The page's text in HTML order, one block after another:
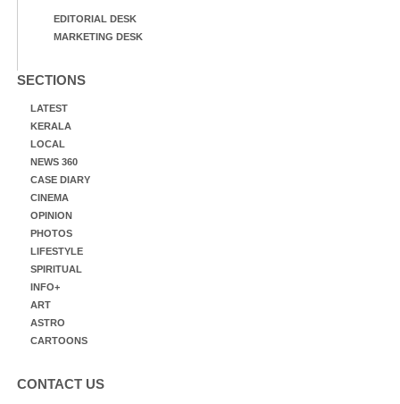
EDITORIAL DESK
MARKETING DESK
SECTIONS
LATEST
KERALA
LOCAL
NEWS 360
CASE DIARY
CINEMA
OPINION
PHOTOS
LIFESTYLE
SPIRITUAL
INFO+
ART
ASTRO
CARTOONS
CONTACT US